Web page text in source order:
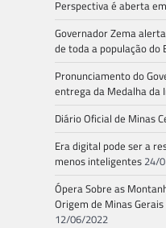
Perspectiva é aberta
Governador Zema
de toda a população do
Pronunciamento do
entrega da Medalha da
Diário Oficial de Minas
Era digital pode ser a
menos inteligentes 24/
Ópera Sobre as
Origem de Minas
12/06/2022